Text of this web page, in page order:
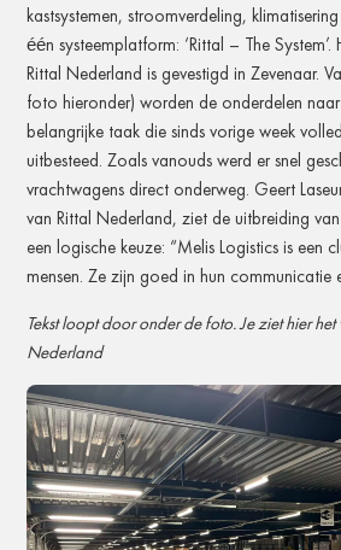
kastsystemen, stroomverdeling,
één systeemplatform: ‘Rittal – The
Rittal Nederland is gevestigd in Zevenaar.
foto hieronder) worden de onderdelen
belangrijke taak die sinds vorige week
uitbesteed. Zoals vanouds werd er snel
vrachtwagens direct onderweg. Geert
van Rittal Nederland, ziet de uitbreiding
een logische keuze: “Melis Logistics is een
mensen. Ze zijn goed in hun communicatie
Tekst loopt door onder de foto. Je ziet hier
Nederland